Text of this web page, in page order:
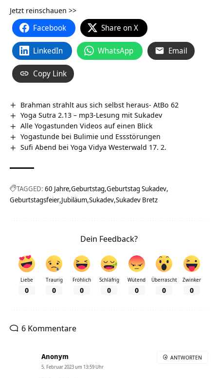
Jetzt reinschauen >>
Facebook Share on X
LinkedIn WhatsApp Email
Copy Link
Brahman strahlt aus sich selbst heraus- AtBo 62
Yoga Sutra 2.13 – mp3-Lesung mit Sukadev
Alle Yogastunden Videos auf einen Blick
Yogastunde bei Bulimie und Essstörungen
Sufi Abend bei Yoga Vidya Westerwald 17. 2.
TAGGED: 60 Jahre Geburtstag Geburtstag Sukadev
Geburtstagsfeier Jubiläum Sukadev Sukadev Bretz
Dein Feedback?
Liebe
0
Traurig
0
Fröhlich
0
Schläfrig
0
Wütend
0
Überrascht
0
Zwinker
0
6 Kommentare
Anonym
5. Februar 2023 um 13:59 Uhr
ANTWORTEN